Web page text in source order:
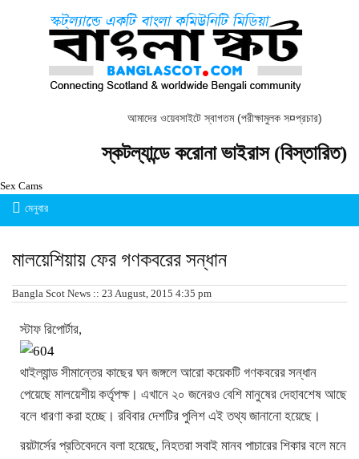
আমাদের ওয়েবসাইটে স্বাগতম (পরীক্ষামুলক স¤প্রচার)
স্কটল্যান্ডে করোনা ভাইরাস (বিস্তারিত)
Sex Cams
মেনুবার
মালয়েশিয়ায় ফের গণকবরের সন্ধান
Bangla Scot News :: 23 August, 2015 4:35 pm
স্টাফ রিপোর্টার,
থাইল্যান্ড সীমান্তের কাছের ঘন জঙ্গলে আরো কয়েকটি গণকবরের সন্ধান
পেয়েছে মালয়েশীয় কর্তৃপক্ষ। এখানে ২০ জনেরও বেশি মানুষের দেহাবশেষ আছে
বলে ধারণা করা হচ্ছে। রবিবার দেশটির পুলিশ এই তথ্য জানানো হয়েছে।
রয়টার্সের প্রতিবেদনে বলা হয়েছে, নিহতরা সবাই মানব পাচারের শিকার বলে মনে